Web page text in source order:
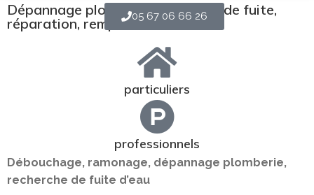
Dépannage plomberie, recherche de fuite,
réparation, remplacement ...
particuliers
professionnels
Débouchage, ramonage, dépannage plomberie,
recherche de fuite d’eau
05 67 06 66 26